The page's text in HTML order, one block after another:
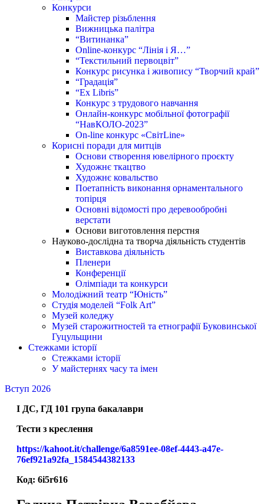
Конкурси
Майстер різьблення
Вижницька палітра
“Витинанка”
Online-конкурс “Лінія і Я…”
“Текстильний первоцвіт”
Конкурс рисунка і живопису “Творчий край”
“Градація”
“Ex Libris”
Конкурс з трудового навчання
Онлайн-конкурс мобільної фотографії
“НавКОЛО-2023”
On-line конкурс «СвітLine»
Корисні поради для митців
Основи створення ювелірного проєкту
Художнє ткацтво
Художнє ковальство
Поетапність виконання орнаментального
топірця
Основні відомості про деревообробні
верстати
Основи виготовлення перстня
Науково-дослідна та творча діяльність студентів
Виставкова діяльність
Пленери
Конференції
Олімпіади та конкурси
Молодіжний театр “Юність”
Студія моделей “Folk Art”
Музей коледжу
Музей старожитностей та етнографії Буковинської
Гуцульщини
Стежками історії
Стежками історії
У майстернях часу та імен
Вступ 2026
І ДС, ГД 101 група бакалаври
Тести з креслення
https://kahoot.it/challenge/6a8591ee-08ef-4443-a47e-
76ef921a92fa_1584544382133
Код: 6i5r616